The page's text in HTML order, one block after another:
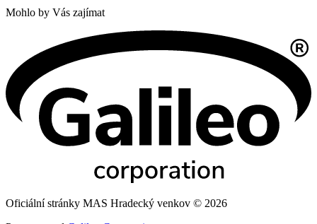
Mohlo by Vás zajímat
Oficiální stránky MAS Hradecký venkov © 2026